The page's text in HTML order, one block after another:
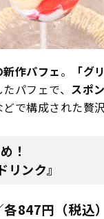
作パフェ。
「グ
パフェで、 スポ
どで構成された贅
！
ンク』
847円（税込）